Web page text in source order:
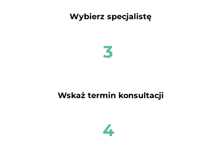
Wybierz specjalistę
3
Wskaż termin konsultacji
4